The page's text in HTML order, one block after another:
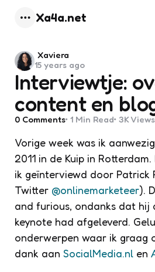
Xa4a.net
Interviewtje:
content en
Posted
by
Xaviera
15 years ago
0 Comments 1 Min Read 3K Views
Vorige week was ik
2011 in de Kuip in
ik geïnterviewd door Patrick
Twitter @onlinemarketeer).
and furious, ondanks dat hij
keynote had afgeleverd.
onderwerpen waar ik graag
dank aan SocialMedia.nl en